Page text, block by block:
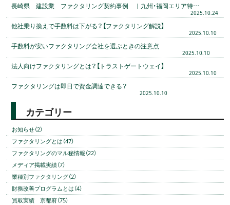
長崎県 建設業 ファクタリング契約事例 ｜九州・福岡エリア特…
2025.10.24
他社乗り換えで手数料は下がる？【ファクタリング解説】
2025.10.10
手数料が安いファクタリング会社を選ぶときの注意点
2025.10.10
法人向けファクタリングとは？【トラストゲートウェイ】
2025.10.10
ファクタリングは即日で資金調達できる？
2025.10.10
カテゴリー
お知らせ（2）
ファクタリングとは（47）
ファクタリングのマル秘情報（22）
メディア掲載実績（7）
業種別ファクタリング（2）
財務改善プログラムとは（4）
買取実績 京都府（75）